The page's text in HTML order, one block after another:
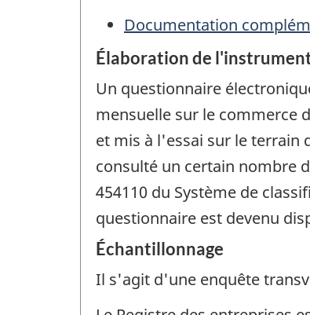
Documentation
Élaboration de
Un questionnaire
mensuelle sur le commerce
et mis à l'essai sur le terrain
consulté un certain nombre
454110 du Système de
questionnaire est devenu
Échantillonnage
Il s'agit d'une enquête